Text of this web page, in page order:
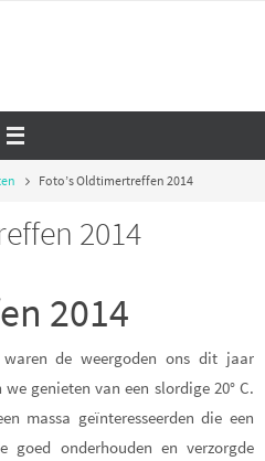
Foto’s Oldtimertreffen 2014
2014
2014
de weergoden ons dit jaar
genieten van een slordige 20° C.
massa geïnteresseerden die een
goed onderhouden en verzorgde